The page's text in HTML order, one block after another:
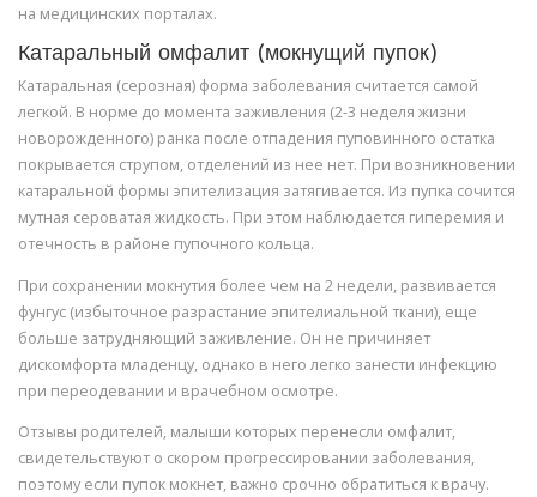
на медицинских порталах.
Катаральный омфалит (мокнущий пупок)
Катаральная (серозная) форма заболевания считается самой
легкой. В норме до момента заживления (2-3 неделя жизни
новорожденного) ранка после отпадения пуповинного остатка
покрывается струпом, отделений из нее нет. При возникновении
катаральной формы эпителизация затягивается. Из пупка сочится
мутная сероватая жидкость. При этом наблюдается гиперемия и
отечность в районе пупочного кольца.
При сохранении мокнутия более чем на 2 недели, развивается
фунгус (избыточное разрастание эпителиальной ткани), еще
больше затрудняющий заживление. Он не причиняет
дискомфорта младенцу, однако в него легко занести инфекцию
при переодевании и врачебном осмотре.
Отзывы родителей, малыши которых перенесли омфалит,
свидетельствуют о скором прогрессировании заболевания,
поэтому если пупок мокнет, важно срочно обратиться к врачу.